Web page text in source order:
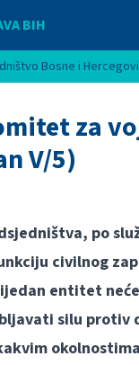
BIH
Bosne i
za
V/5)
po
civilnog
entitet
silu protiv